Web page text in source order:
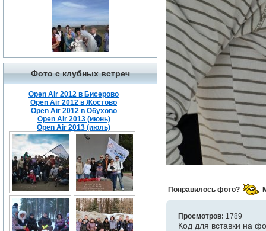
Фото с клубных встреч
Open Air 2012 в Бисерово
Open Air 2012 в Жостово
Open Air 2012 в Обухово
Open Air 2013 (июнь)
Open Air 2013 (июль)
Понравилось фото?
Просмотров: 1789
Код для вставки на